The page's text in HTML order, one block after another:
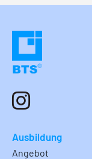
Ausbildung
Angebot